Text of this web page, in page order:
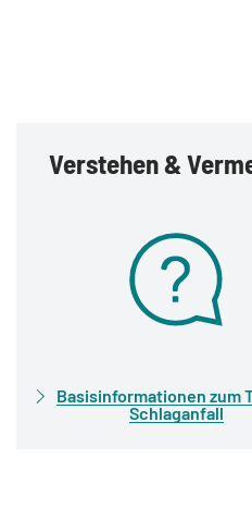
Verstehen &
Basisinformationen zum
Schlaganfall